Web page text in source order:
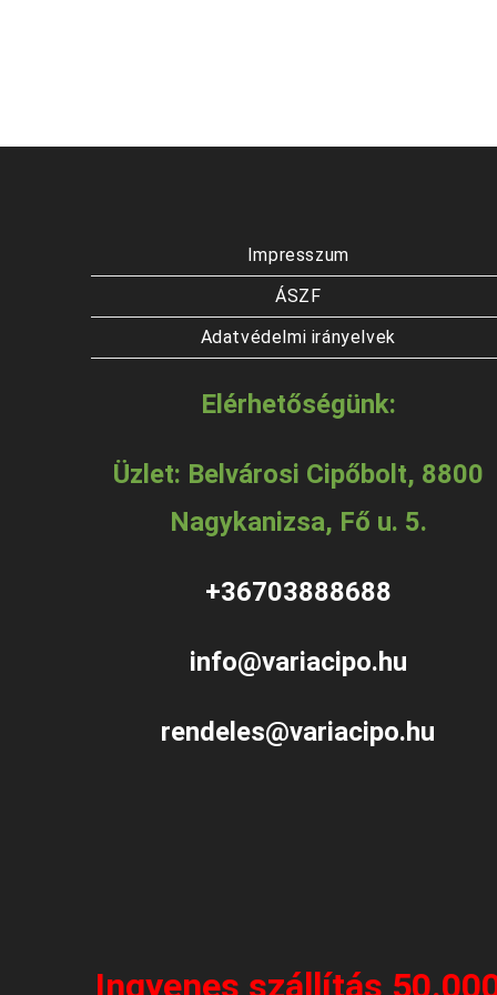
Impresszum
ÁSZF
Adatvédelmi irányelvek
Elérhetőségünk:
Üzlet: Belvárosi Cipőbolt, 8800
Nagykanizsa, Fő u. 5.
+36703888688
info@variacipo.hu
rendeles@variacipo.hu
Ingyenes szállítás